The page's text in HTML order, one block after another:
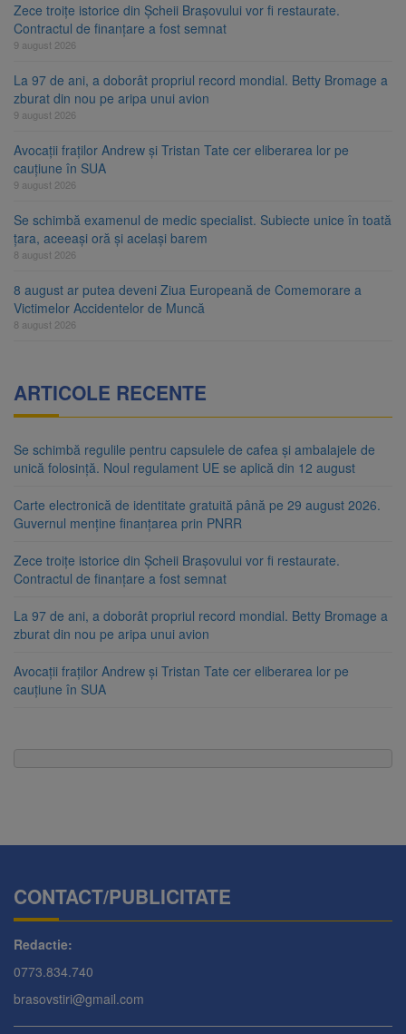
Zece troițe istorice din Șcheii Brașovului vor fi restaurate.
Contractul de finanțare a fost semnat
9 august 2026
La 97 de ani, a doborât propriul record mondial. Betty Bromage a
zburat din nou pe aripa unui avion
9 august 2026
Avocații fraților Andrew și Tristan Tate cer eliberarea lor pe
cauțiune în SUA
9 august 2026
Se schimbă examenul de medic specialist. Subiecte unice în toată
țara, aceeași oră și același barem
8 august 2026
8 august ar putea deveni Ziua Europeană de Comemorare a
Victimelor Accidentelor de Muncă
8 august 2026
ARTICOLE RECENTE
Se schimbă regulile pentru capsulele de cafea și ambalajele de
unică folosință. Noul regulament UE se aplică din 12 august
Carte electronică de identitate gratuită până pe 29 august 2026.
Guvernul menține finanțarea prin PNRR
Zece troițe istorice din Șcheii Brașovului vor fi restaurate.
Contractul de finanțare a fost semnat
La 97 de ani, a doborât propriul record mondial. Betty Bromage a
zburat din nou pe aripa unui avion
Avocații fraților Andrew și Tristan Tate cer eliberarea lor pe
cauțiune în SUA
CONTACT/PUBLICITATE
Redactie:
0773.834.740
brasovstiri@gmail.com